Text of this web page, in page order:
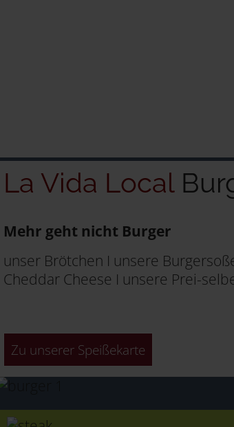
La Vida Local
Mehr geht nicht Burger
unser Brötchen I unsere
Cheddar Cheese I unsere Prei-
Zu unserer Speißekarte